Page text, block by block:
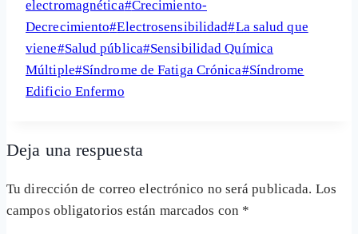
de
la
entrada:
electromagnética#Crecimiento-
Decrecimiento#Electrosensibilidad#La salud que
viene#Salud pública#Sensibilidad Química
Múltiple#Síndrome de Fatiga Crónica#Síndrome
Edificio Enfermo
Deja una respuesta
Tu dirección de correo electrónico no será publicada. Los
campos obligatorios están marcados con *